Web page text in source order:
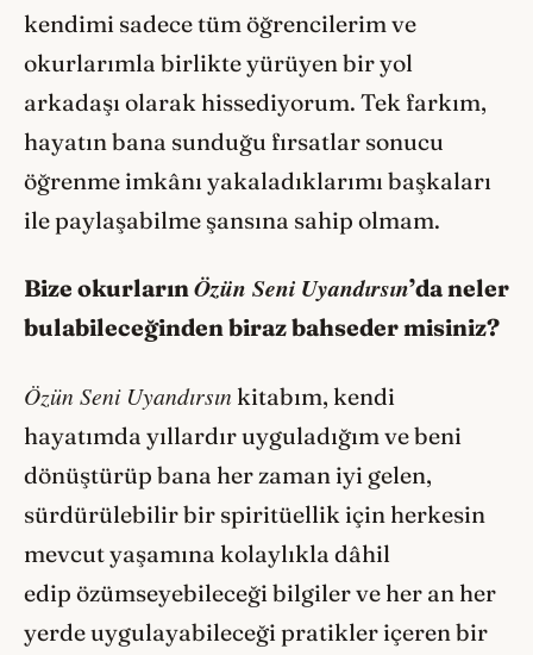
kendimi sadece tüm öğrencilerim ve
okurlarımla birlikte yürüyen bir yol
arkadaşı olarak hissediyorum. Tek farkım,
hayatın bana sunduğu fırsatlar sonucu
öğrenme imkânı yakaladıklarımı başkaları
ile paylaşabilme şansına sahip olmam.
Bize okurlarınÖzün Seni Uyandırsın’da neler
bulabileceğinden biraz bahseder misiniz?
Özün Seni Uyandırsın kitabım, kendi
hayatımda yıllardır uyguladığım ve beni
dönüştürüp bana her zaman iyi gelen,
sürdürülebilir bir spiritüellik için herkesin
mevcut yaşamına kolaylıkla dâhil
edip özümseyebileceği bilgiler ve her an her
yerde uygulayabileceği pratikler içeren bir